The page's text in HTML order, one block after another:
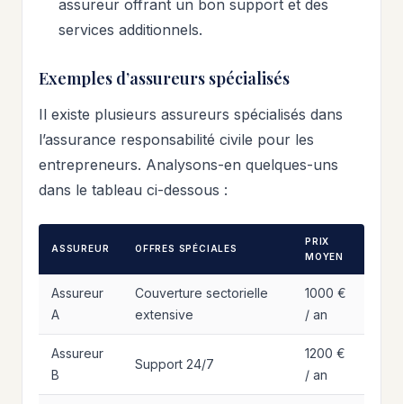
assureur offrant un bon support et des
services additionnels.
Exemples d’assureurs spécialisés
Il existe plusieurs assureurs spécialisés dans
l’assurance responsabilité civile pour les
entrepreneurs. Analysons-en quelques-uns
dans le tableau ci-dessous :
ASSUREUR OFFRES SPÉCIALES
PRIX
MOYEN
Assureur
A
Couverture sectorielle
extensive
1000 €
/ an
Assureur
B
Support 24/7
1200 €
/ an